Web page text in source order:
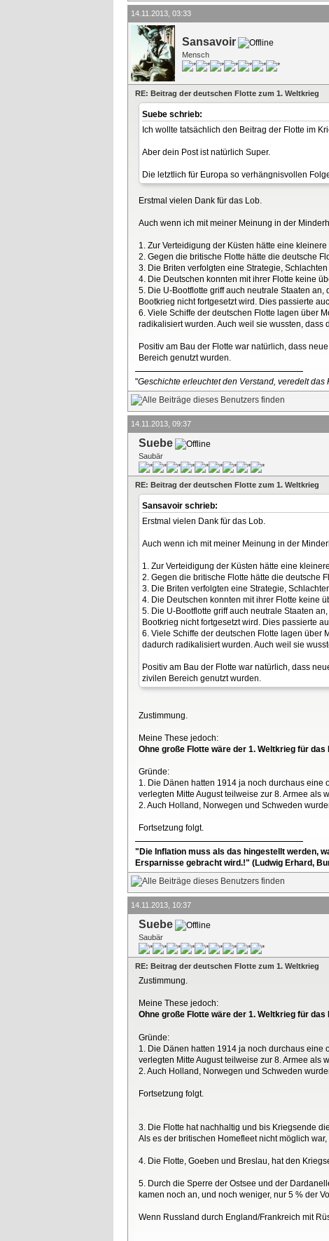
14.11.2013, 03:33
Sansavoir
Mensch
RE: Beitrag der deutschen Flotte zum 1. Weltkrieg
Suebe schrieb:
Ich wollte tatsächlich den Beitrag der Flotte im
Aber dein Post ist natürlich Super.
Die letztlich für Europa so verhängnisvollen
Erstmal vielen Dank für das Lob.
Auch wenn ich mit meiner Meinung in der
1. Zur Verteidigung der Küsten hätte eine
2. Gegen die britische Flotte hätte die deutsche
3. Die Briten verfolgten eine Strategie,
4. Die Deutschen konnten mit ihrer Flotte keine
5. Die U-Bootflotte griff auch neutrale Staaten
Bootkrieg nicht fortgesetzt wird. Dies passierte
6. Viele Schiffe der deutschen Flotte lagen über
radikalisiert wurden. Auch weil sie wussten,
Positiv am Bau der Flotte war natürlich, dass
Bereich genutzt wurden.
"Geschichte erleuchtet den Verstand, veredelt
14.11.2013, 09:37
Suebe
Saubär
RE: Beitrag der deutschen Flotte zum 1. Weltkrieg
Sansavoir schrieb:
Erstmal vielen Dank für das Lob.
Auch wenn ich mit meiner Meinung in der
1. Zur Verteidigung der Küsten hätte eine
2. Gegen die britische Flotte hätte die deutsche
3. Die Briten verfolgten eine Strategie,
4. Die Deutschen konnten mit ihrer Flotte keine
5. Die U-Bootflotte griff auch neutrale Staaten
Bootkrieg nicht fortgesetzt wird. Dies passierte
6. Viele Schiffe der deutschen Flotte lagen über
dadurch radikalisiert wurden. Auch weil sie
Positiv am Bau der Flotte war natürlich, dass
zivilen Bereich genutzt wurden.
Zustimmung.
Meine These jedoch:
Ohne große Flotte wäre der 1. Weltkrieg für
Gründe:
1. Die Dänen hatten 1914 ja noch durchaus eine
verlegten Mitte August teilweise zur 8. Armee als
2. Auch Holland, Norwegen und Schweden
Fortsetzung folgt.
"Die Inflation muss als das hingestellt werden,
Ersparnisse gebracht wird.!" (Ludwig Erhard,
14.11.2013, 10:37
Suebe
Saubär
RE: Beitrag der deutschen Flotte zum 1. Weltkrieg
Zustimmung.
Meine These jedoch:
Ohne große Flotte wäre der 1. Weltkrieg für
Gründe:
1. Die Dänen hatten 1914 ja noch durchaus eine
verlegten Mitte August teilweise zur 8. Armee als
2. Auch Holland, Norwegen und Schweden
Fortsetzung folgt.
3. Die Flotte hat nachhaltig und bis Kriegsende
Als es der britischen Homefleet nicht möglich
4. Die Flotte, Goeben und Breslau, hat den
5. Durch die Sperre der Ostsee und der
kamen noch an, und noch weniger, nur 5 % der
Wenn Russland durch England/Frankreich mit